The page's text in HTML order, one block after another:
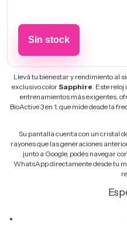
Llevá tu bienestar y rendimiento al
exclusivo colorSapphire . Este
entrenamientos más exigentes,
BioActive 3 en 1, que mide desde la
Su pantalla cuenta con un cristal
rayones que las generaciones
junto a Google, podés navegar
WhatsApp directamente desde tu